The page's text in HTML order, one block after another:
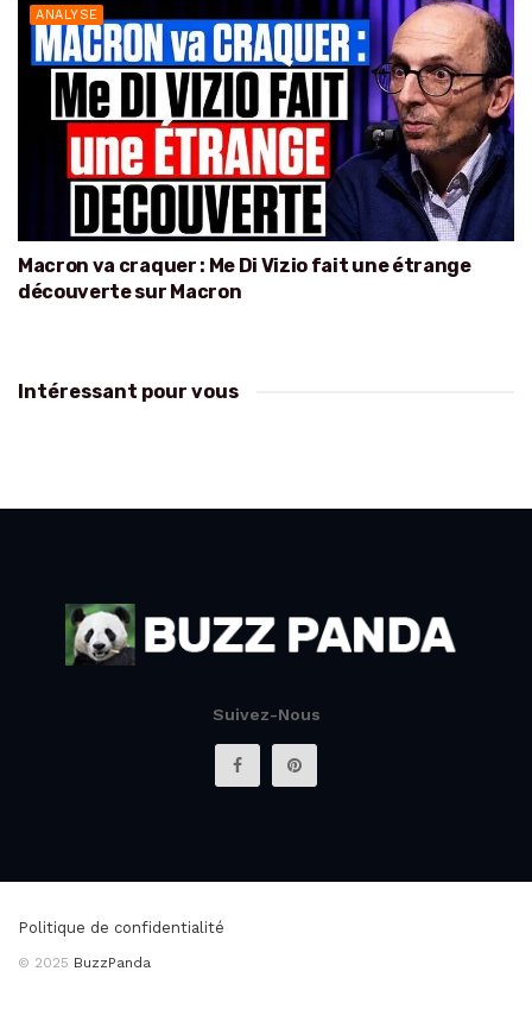
ANALYSE
Macron va craquer : Me Di Vizio fait une étrange
découverte sur Macron
Intéressant pour vous
Suivez-Nous
Politique de confidentialité
© 2025 BuzzPanda